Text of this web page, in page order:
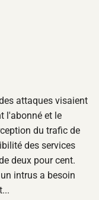
attaques visaient
l'abonné et le
du trafic de
des services
deux pour cent.
intrus a besoin